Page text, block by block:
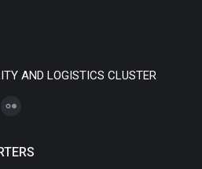
AND LOGISTICS CLUSTER
opens